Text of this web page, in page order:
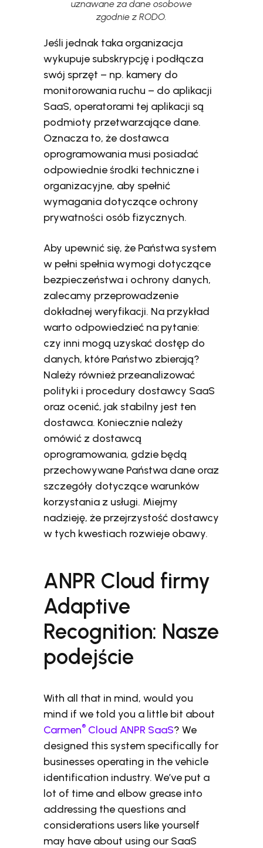
uznawane za dane osobowe
zgodnie z RODO.
Jeśli jednak taka organizacja
wykupuje subskrypcję i podłącza
swój sprzęt – np. kamery do
monitorowania ruchu – do aplikacji
SaaS, operatorami tej aplikacji są
podmioty przetwarzające dane.
Oznacza to, że dostawca
oprogramowania musi posiadać
odpowiednie środki techniczne i
organizacyjne, aby spełnić
wymagania dotyczące ochrony
prywatności osób fizycznych.
Aby upewnić się, że Państwa system
w pełni spełnia wymogi dotyczące
bezpieczeństwa i ochrony danych,
zalecamy przeprowadzenie
dokładnej weryfikacji. Na przykład
warto odpowiedzieć na pytanie:
czy inni mogą uzyskać dostęp do
danych, które Państwo zbierają?
Należy również przeanalizować
polityki i procedury dostawcy SaaS
oraz ocenić, jak stabilny jest ten
dostawca. Koniecznie należy
omówić z dostawcą
oprogramowania, gdzie będą
przechowywane Państwa dane oraz
szczegóły dotyczące warunków
korzystania z usługi. Miejmy
nadzieję, że przejrzystość dostawcy
w tych kwestiach rozwieje obawy.
ANPR Cloud firmy
Adaptive
Recognition: Nasze
podejście
With all that in mind, would you
mind if we told you a little bit about
Carmen® Cloud ANPR SaaS? We
designed this system specifically for
businesses operating in the vehicle
identification industry. We’ve put a
lot of time and elbow grease into
addressing the questions and
considerations users like yourself
may have about using our SaaS